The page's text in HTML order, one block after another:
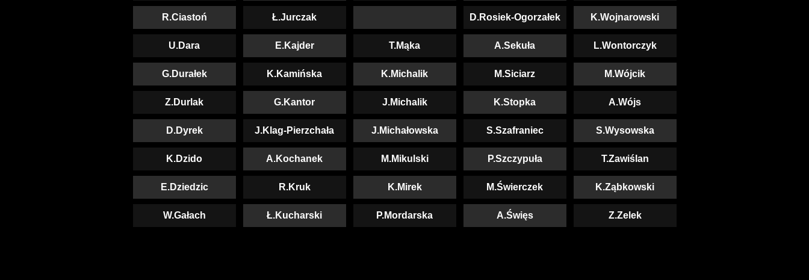
R.Ciastoń Ł.Jurczak D.Rosiek-Ogorzałek K.Wojnarowski
U.Dara E.Kajder T.Mąka A.Sekuła L.Wontorczyk
G.Durałek K.Kamińska K.Michalik M.Siciarz M.Wójcik
Z.Durlak G.Kantor J.Michalik K.Stopka A.Wójs
D.Dyrek J.Klag-Pierzchała J.Michałowska S.Szafraniec S.Wysowska
K.Dzido A.Kochanek M.Mikulski P.Szczypuła T.Zawiślan
E.Dziedzic R.Kruk K.Mirek M.Świerczek K.Ząbkowski
W.Gałach Ł.Kucharski P.Mordarska A.Święs Z.Zelek